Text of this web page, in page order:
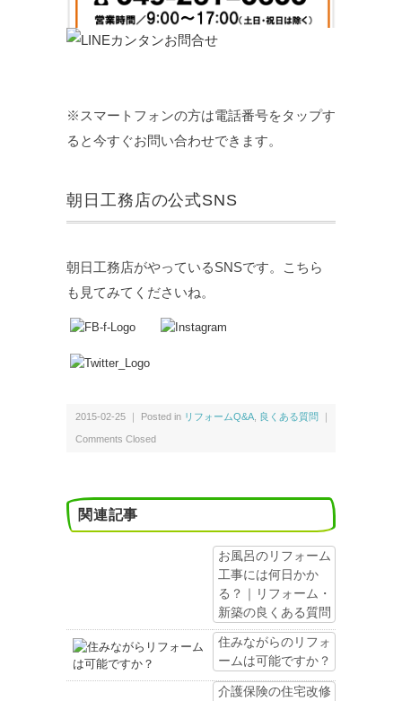
※スマートフォンの方は電話番号をタップす
ると今すぐお問い合わせできます。
朝日工務店の公式SNS
朝日工務店がやっているSNSです。こちら
も見てみてくださいね。
2015-02-25 ｜ Posted in リフォームQ&A 良くある質問 ｜
Comments Closed
関連記事
お風呂のリフォーム
工事には何日かか
る？｜リフォーム・
新築の良くある質問
住みながらのリフォ
ームは可能ですか？
介護保険の住宅改修